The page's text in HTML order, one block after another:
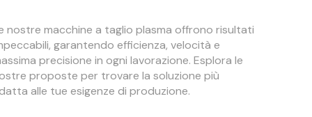
nostre macchine a taglio plasma offrono risultati
garantendo efficienza, velocità e
precisione in ogni lavorazione. Esplora le
proposte per trovare la soluzione più
alle tue esigenze di produzione.